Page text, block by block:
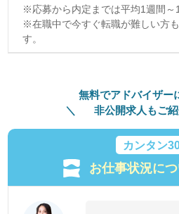
※応募から内定までは平均1週間～
※在職中で今すぐ転職が難しい方
す。
無料でアドバイザー
非公開求人もご
カンタン
お仕事状況に